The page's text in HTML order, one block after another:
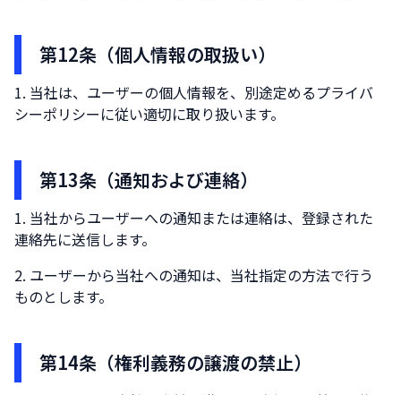
第12条（個人情報の取扱い）
当社は、ユーザーの個人情報を、別途定めるプライバ
シーポリシーに従い適切に取り扱います。
第13条（通知および連絡）
当社からユーザーへの通知または連絡は、登録された
連絡先に送信します。
ユーザーから当社への通知は、当社指定の方法で行う
ものとします。
第14条（権利義務の譲渡の禁止）